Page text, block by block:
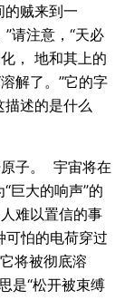
的贼来到一
请注意，“天必
， 地和其上的
解了。”它的字
述的是什么
子。 宇宙将在
巨大的响声”的
难以置信的事
可怕的电荷穿过
将被彻底溶
是“松开被束缚